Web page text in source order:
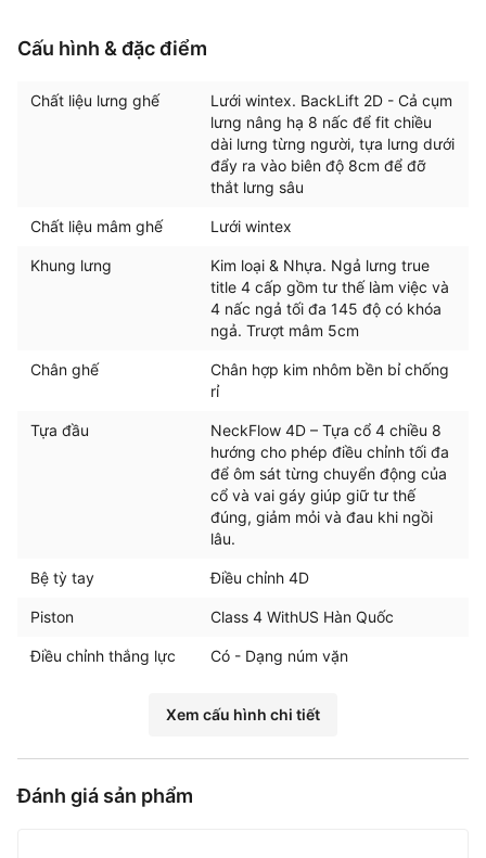
Cấu hình & đặc điểm
Chất liệu lưng ghế
Lưới wintex. BackLift 2D - Cả cụm
lưng nâng hạ 8 nấc để fit chiều
dài lưng từng người, tựa lưng dưới
đẩy ra vào biên độ 8cm để đỡ
thắt lưng sâu
Chất liệu mâm ghế Lưới wintex
Khung lưng
Kim loại & Nhựa. Ngả lưng true
title 4 cấp gồm tư thế làm việc và
4 nấc ngả tối đa 145 độ có khóa
ngả. Trượt mâm 5cm
Chân ghế
Chân hợp kim nhôm bền bỉ chống
rỉ
Tựa đầu
NeckFlow 4D – Tựa cổ 4 chiều 8
hướng cho phép điều chỉnh tối đa
để ôm sát từng chuyển động của
cổ và vai gáy giúp giữ tư thế
đúng, giảm mỏi và đau khi ngồi
lâu.
Bệ tỳ tay Điều chỉnh 4D
Piston Class 4 WithUS Hàn Quốc
Điều chỉnh thắng lực Có - Dạng núm vặn
Xem cấu hình chi tiết
Đánh giá sản phẩm